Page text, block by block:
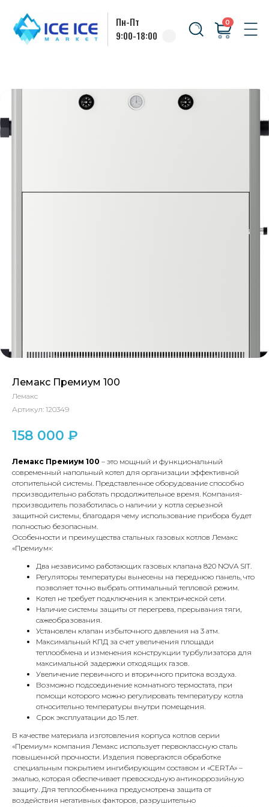
9:00-18:00
Лемакс Премиум 100
Лемакс
Артикул: 120349
158 000 ₽
Лемакс Премиум 100 – это мощный и функциональный
современный напольный котел для организации эффективной
отопительной системы. Представленное оборудование способно
производительно работать продолжительное время. Компания-
производитель позаботилась о наличии у котла серьезной
защитной системы, благодаря чему использование прибора будет
полностью безопасным.
Особенности и преимущества стальных газовых котлов Лемакс
«Премиум»:
Два независимо работающих газовых клапана 820 NOVA SIT.
Регуляторы температуры вынесены на переднюю панель, что
позволяет точно выбрать оптимальный тепловой режим.
Котел не требует подключения к электрической сети.
Наличие системы защиты от перегрева, прерывания тяги,
сажеобразования.
Установлен клапан избыточного давления на 3 атм.
Максимальный КПД за счет увеличения площади
теплообмена и изменения конструкции турбулизатора для
максимальной задержки отходящих газов.
Увеличение первичного и вторичного притока воздуха.
Возможно подсоединение комнатного термостата, при
помощи которого можно регулировать температуру котла
относительно температуры внутри помещения.
Срок эксплуатации до 15 лет.
В качестве материала изготовления корпуса котлов серии
«Премиум» компания Лемакс использует первоклассную сталь
повышенной прочности. Изделия повергаются обработке
специальным покрытием ингибирующим составом и «CERTA» –
эмалью, которая обеспечивает превосходную антикоррозийную
защиту. Для теплообменника предусмотрена защита от
воздействия негативных факторов, разрушительно
Адрес
Г.Москва Волоколамское шоссе,
Пн-вс с 9:00 до 18:00
Телефон
8 495 233-79-79
КОНТАКТЫ